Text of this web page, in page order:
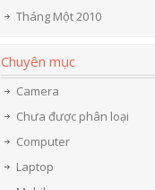
Tháng Một 2010
Chuyên mục
Camera
Chưa được phân loại
Computer
Laptop